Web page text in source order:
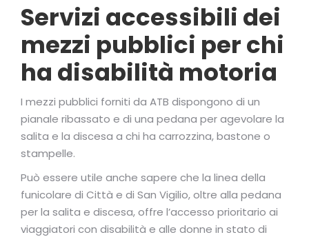
Servizi accessibili dei
mezzi pubblici per chi
ha disabilità motoria
I mezzi pubblici forniti da ATB dispongono di un
pianale ribassato e di una pedana per agevolare la
salita e la discesa a chi ha carrozzina, bastone o
stampelle.
Può essere utile anche sapere che la linea della
funicolare di Città e di San Vigilio, oltre alla pedana
per la salita e discesa, offre l’accesso prioritario ai
viaggiatori con disabilità e alle donne in stato di